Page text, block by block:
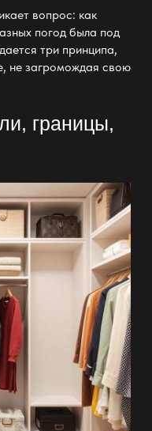
вопрос: как
погод была под
три принципа,
не загромождая свою
границы,